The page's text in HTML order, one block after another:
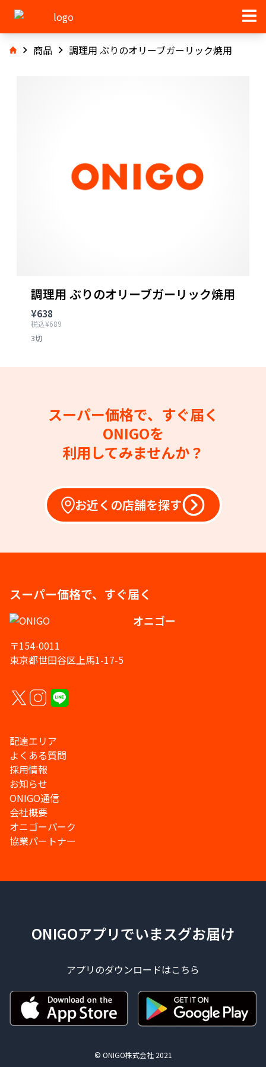
商品 調理用 ぶりのオリーブガーリック焼用
調理用 ぶりのオリーブガーリック焼用
¥638
税込¥689
3切
スーパー価格で、すぐ届く
ONIGOを
利用してみませんか？
お近くの店舗を探す
スーパー価格で、すぐ届く
オニゴー
〒154-0011
東京都世田谷区上馬1-17-5
配達エリア
よくある質問
採用情報
お知らせ
ONIGO通信
会社概要
オニゴーパーク
協業パートナー
ONIGOアプリでいまスグお届け
アプリのダウンロードはこちら
© ONIGO株式会社 2021